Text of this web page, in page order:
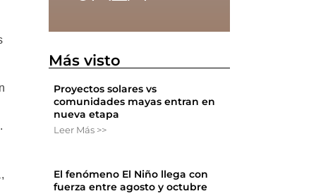
Más visto
Proyectos solares vs
comunidades mayas entran en
nueva etapa
Leer Más >>
El fenómeno El Niño llega con
fuerza entre agosto y octubre